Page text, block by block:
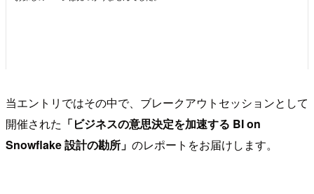
当エントリではその中で、ブレークアウトセッションとして
開催された 「ビジネスの意思決定を加速する BI on
Snowflake 設計の勘所」 のレポートをお届けします。